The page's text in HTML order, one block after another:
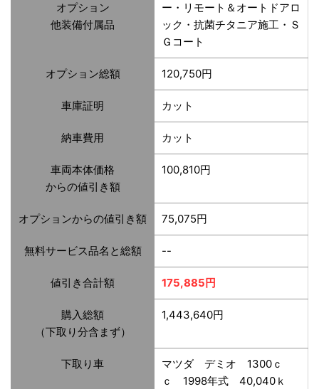
オプション
他装備付属品
ー・リモート＆オートドアロ
ック・抗菌チタニア施工・Ｓ
Ｇコート
オプション総額 120,750円
車庫証明 カット
納車費用 カット
車両本体価格
からの値引き額
100,810円
オプションからの値引き額 75,075円
無料サービス品名と総額 --
値引き合計額 175,885円
購入総額
（下取り分含まず）
1,443,640円
下取り車
マツダ デミオ 1300ｃ
ｃ 1998年式 40,040ｋ